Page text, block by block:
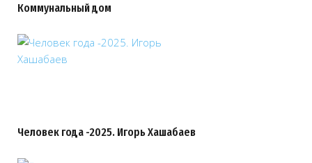
Коммунальный дом
Человек года -2025. Игорь Хашабаев